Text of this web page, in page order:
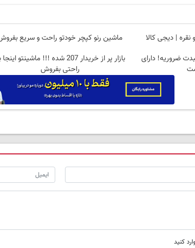
نقره | دیجی کالا
ماشین رنو کپچر خودتو راحت و سریع
ضروریه! دارای
بازار پر از خریدار 207 شده !!! ماشینتو
راحتی بفروش
کنید